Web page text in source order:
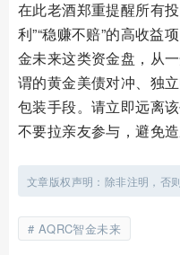
在此老酒郑重提醒所有
利”“稳赚不赔”的高收益
金未来这类资金盘，从
谓的黄金美债对冲、独
包装手段。请立即远离
不要拉亲友参与，避免
文章版权声明：除非注明，否
AQRC智金未来